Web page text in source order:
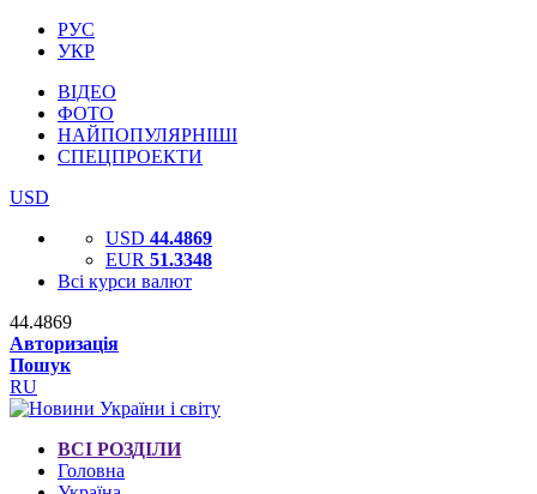
РУС
УКР
ВІДЕО
ФОТО
НАЙПОПУЛЯРНІШІ
СПЕЦПРОЕКТИ
USD
USD 44.4869
EUR 51.3348
Всі курси валют
44.4869
Авторизація
Пошук
RU
ВСІ РОЗДІЛИ
Головна